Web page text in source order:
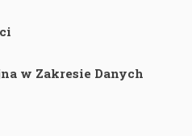
w Zakresie Danych